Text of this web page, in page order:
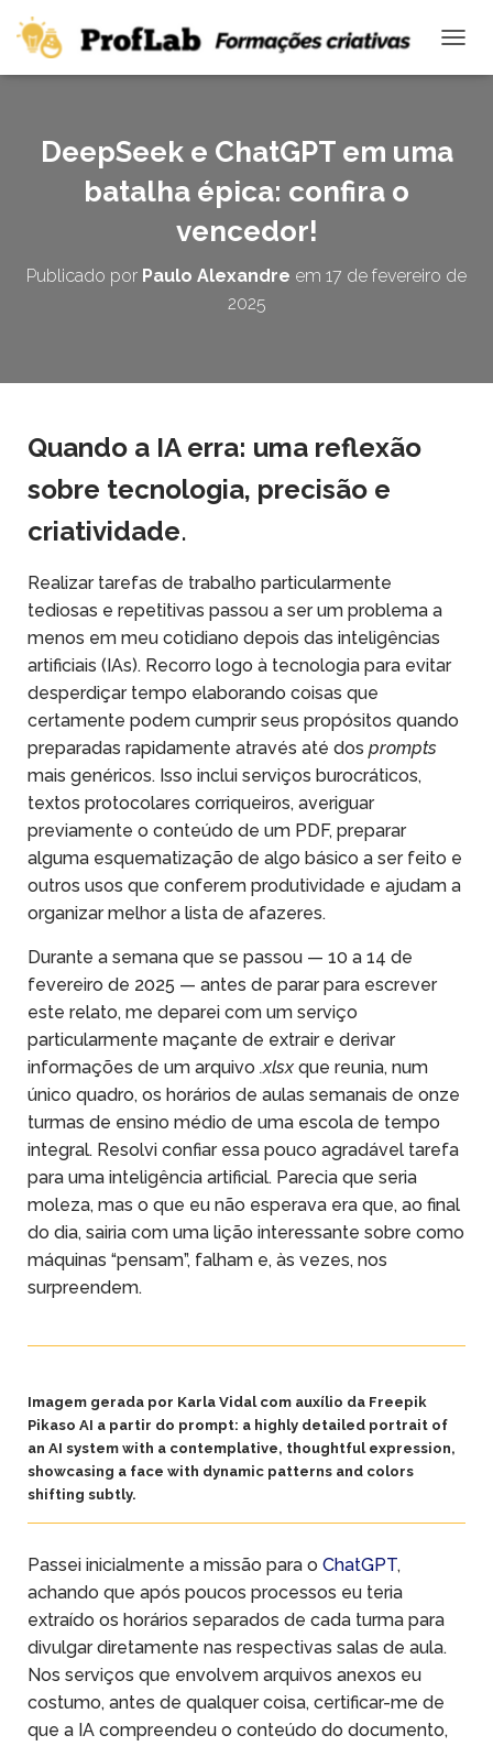
L
N
E
DeepSeek e ChatGPT em uma
batalha épica: confira o
vencedor!
Publicado por Paulo Alexandre em 17 de fevereiro de
2025
Quando a IA erra: uma reflexão
sobre tecnologia, precisão e
criatividade.
Realizar tarefas de trabalho particularmente
tediosas e repetitivas passou a ser um problema a
menos em meu cotidiano depois das inteligências
artificiais (IAs). Recorro logo à tecnologia para evitar
desperdiçar tempo elaborando coisas que
certamente podem cumprir seus propósitos quando
preparadas rapidamente através até dos prompts
mais genéricos. Isso inclui serviços burocráticos,
textos protocolares corriqueiros, averiguar
previamente o conteúdo de um PDF, preparar
alguma esquematização de algo básico a ser feito e
outros usos que conferem produtividade e ajudam a
organizar melhor a lista de afazeres.
Durante a semana que se passou — 10 a 14 de
fevereiro de 2025 — antes de parar para escrever
este relato, me deparei com um serviço
particularmente maçante de extrair e derivar
informações de um arquivo .xlsx que reunia, num
único quadro, os horários de aulas semanais de onze
turmas de ensino médio de uma escola de tempo
integral. Resolvi confiar essa pouco agradável tarefa
para uma inteligência artificial. Parecia que seria
moleza, mas o que eu não esperava era que, ao final
do dia, sairia com uma lição interessante sobre como
máquinas “pensam”, falham e, às vezes, nos
surpreendem.
Imagem gerada por Karla Vidal com auxílio da Freepik
Pikaso AI a partir do prompt: a highly detailed portrait of
an AI system with a contemplative, thoughtful expression,
showcasing a face with dynamic patterns and colors
shifting subtly.
Passei inicialmente a missão para o ChatGPT,
achando que após poucos processos eu teria
extraído os horários separados de cada turma para
divulgar diretamente nas respectivas salas de aula.
Nos serviços que envolvem arquivos anexos eu
costumo, antes de qualquer coisa, certificar-me de
que a IA compreendeu o conteúdo do documento,